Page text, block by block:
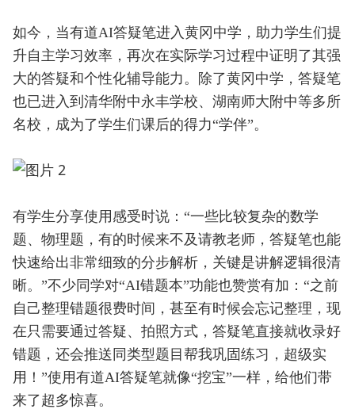
如今，当有道AI答疑笔进入黄冈中学，助力学生们提
升自主学习效率，再次在实际学习过程中证明了其强
大的答疑和个性化辅导能力。除了黄冈中学，答疑笔
也已进入到清华附中永丰学校、湖南师大附中等多所
名校，成为了学生们课后的得力“学伴”。
有学生分享使用感受时说：“一些比较复杂的数学
题、物理题，有的时候来不及请教老师，答疑笔也能
快速给出非常细致的分步解析，关键是讲解逻辑很清
晰。”不少同学对“AI错题本”功能也赞赏有加：“之前
自己整理错题很费时间，甚至有时候会忘记整理，现
在只需要通过答疑、拍照方式，答疑笔直接就收录好
错题，还会推送同类型题目帮我巩固练习，超级实
用！”使用有道AI答疑笔就像“挖宝”一样，给他们带
来了超多惊喜。